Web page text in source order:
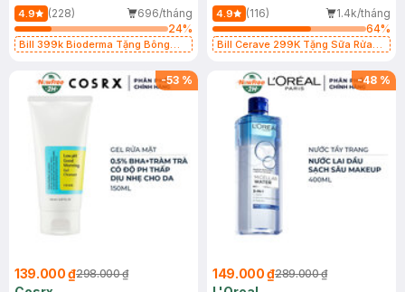
500ml
4.9 (228)
696/tháng
24%
Bill 399k Bioderma Tặng Bông
473ml
4.9 (116)
1.4k/tháng
64%
Bill Cerave 299K Tặng Sữa Rửa
-53 %
139.000 ₫298.000 ₫
-48 %
149.000 ₫289.000 ₫